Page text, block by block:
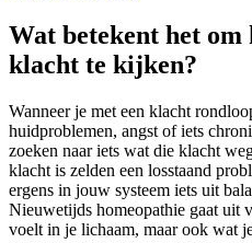
Wat betekent het
klacht te kijken?
Wanneer je met een klacht
huidproblemen, angst of iets
zoeken naar iets wat die klacht
klacht is zelden een losstaand
ergens in jouw systeem iets uit
Nieuwetijds homeopathie gaat uit
voelt in je lichaam, maar ook wat